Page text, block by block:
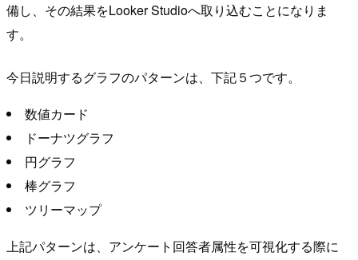
備し、その結果をLooker Studioへ取り込むことになりま
す。
今日説明するグラフのパターンは、下記５つです。
数値カード
ドーナツグラフ
円グラフ
棒グラフ
ツリーマップ
上記パターンは、アンケート回答者属性を可視化する際に